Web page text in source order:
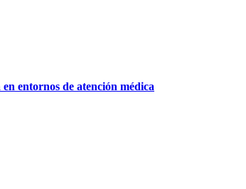
entornos de atención médica